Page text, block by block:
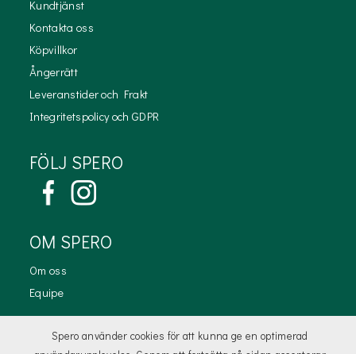
Kundtjänst
Kontakta oss
Köpvillkor
Ångerrätt
Leveranstider och Frakt
Integritetspolicy och GDPR
FÖLJ SPERO
OM SPERO
Om oss
Equipe
KONTAKTA OSS
Spero använder cookies för att kunna ge en optimerad